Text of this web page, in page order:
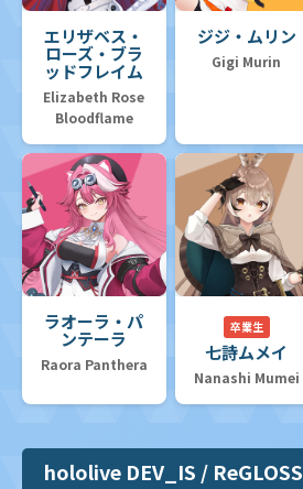
エリザベス・
ローズ・ブラ
ッドフレイム
Elizabeth Rose
Bloodflame
ジジ・ムリン
Gigi Murin
ラオーラ・パ
ンテーラ
Raora Panthera
卒業生
七詩ムメイ
Nanashi Mumei
hololive DEV_IS / ReGLOSS